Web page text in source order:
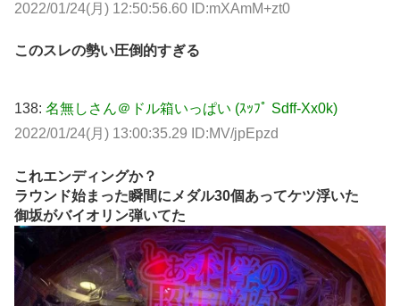
2022/01/24(月) 12:50:56.60 ID:mXAmM+zt0
このスレの勢い圧倒的すぎる
138: 名無しさん＠ドル箱いっぱい (ｽｯﾌﾟ Sdff-Xx0k)
2022/01/24(月) 13:00:35.29 ID:MV/jpEpzd
これエンディングか？
ラウンド始まった瞬間にメダル30個あってケツ浮いた
御坂がバイオリン弾いてた